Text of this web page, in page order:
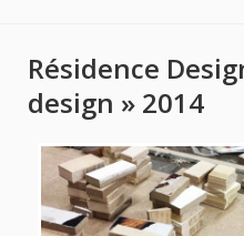
Résidence
design » 2014